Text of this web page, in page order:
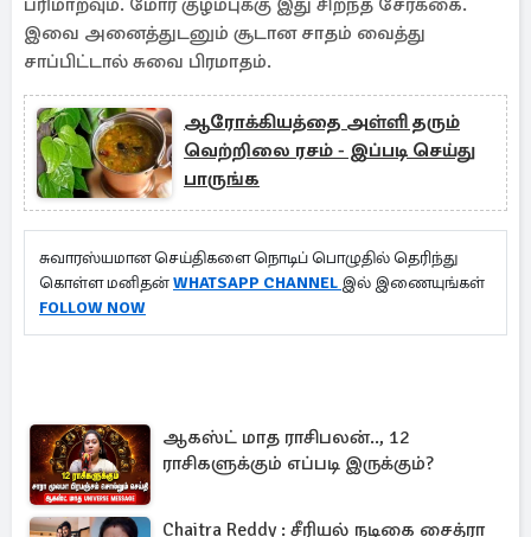
பரிமாறவும். மோர் குழம்புக்கு இது சிறந்த சேர்க்கை.
இவை அனைத்துடனும் சூடான சாதம் வைத்து
சாப்பிட்டால் சுவை பிரமாதம்.
ஆரோக்கியத்தை அள்ளி தரும்
வெற்றிலை ரசம் - இப்படி செய்து
பாருங்க
சுவாரஸ்யமான செய்திகளை நொடிப் பொழுதில் தெரிந்து
கொள்ள மனிதன்WHATSAPP CHANNEL இல் இணையுங்கள்
FOLLOW NOW
ஆகஸ்ட் மாத ராசிபலன்.., 12
ராசிகளுக்கும் எப்படி இருக்கும்?
Chaitra Reddy : சீரியல் நடிகை சைத்ரா